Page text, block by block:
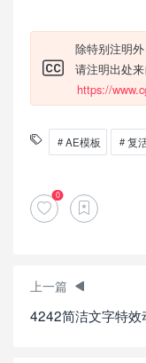
除特别注明
请注明出处来
https://
AE模板 复
0
上一篇
4242简洁文字特